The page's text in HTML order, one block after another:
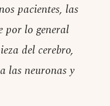
pacientes, las
por lo general
del cerebro,
las neuronas y